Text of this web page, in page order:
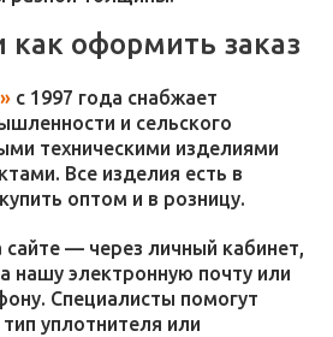
как оформить заказ
с 1997 года снабжает
и сельского
техническими изделиями
Все изделия есть в
оптом и в розницу.
— через личный кабинет,
нашу электронную почту или
Специалисты помогут
уплотнителя или